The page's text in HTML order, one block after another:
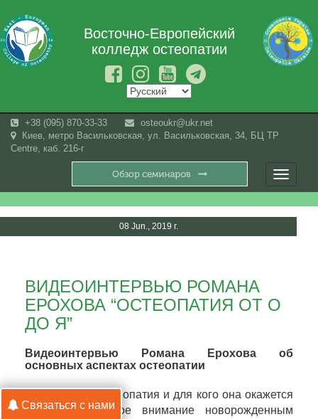
Восточно-Европейский
колледж остеопатии
+38 (095) 870-33-33
osteoukr@ukr.net
Киев, метро Васильковская, ул. Васильковская, 34, БЦ TP
Centre, каб. 216-г
Toggle
08 Jun., 2019 г.
ВИДЕОИНТЕРВЬЮ РОМАНА
ЕРОХОВА “ОСТЕОПАТИЯ ОТ О
ДО Я”
Видеоинтервью Романа Ерохова об
основных аспектах остеопатии
Что такое остеопатия и для кого она окажется
полезной? Особое внимание новорожденным
Связаться с нами